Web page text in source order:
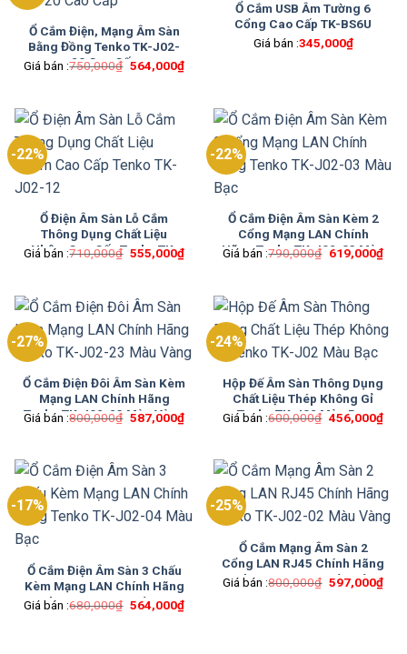
Ổ Cắm Điện, Mạng Âm Sàn
Bằng Đồng Tenko TK-J02-
20 Cao Cấp
Giá bán :750,000₫ Giá
564,000₫Giá
hiện
564,000₫.
Ổ Cắm USB Âm Tường 6
Cổng Cao Cấp TK-BS6U
Giá bán :345,000₫
-22%
Ổ Điện Âm Sàn Lỗ Cắm
Thông Dụng Chất Liệu
Nhôm Cao Cấp Tenko TK-
Giá bán :710,000₫ Giá
555,000₫Giá
hiện
555,000₫.
-22%
Ổ Cắm Điện Âm Sàn Kèm 2
Cổng Mạng LAN Chính
Hãng Tenko TK-J02-03 Màu
Giá bán :790,000₫ Giá
619,000₫Giá
hiện
-27%
Ổ Cắm Điện Đôi Âm Sàn Kèm
Mạng LAN Chính Hãng
Tenko TK-J02-23 Màu Vàng
Giá bán :800,000₫ Giá
587,000₫Giá
hiện
587,000₫.
-24%
Hộp Đế Âm Sàn Thông Dụng
Chất Liệu Thép Không Gỉ
Tenko TK-J02 Màu Bạc
Giá bán :600,000₫ Giá
456,000₫Giá
hiện
-17%
Ổ Cắm Điện Âm Sàn 3 Chấu
Kèm Mạng LAN Chính Hãng
Tenko TK-J02-04 Màu Bạc
Giá bán :680,000₫ Giá
564,000₫Giá
hiện
-25%
Ổ Cắm Mạng Âm Sàn 2
Cổng LAN RJ45 Chính Hãng
Tenko TK-J02-02 Màu Vàng
Giá bán :800,000₫ Giá
597,000₫Giá
hiện